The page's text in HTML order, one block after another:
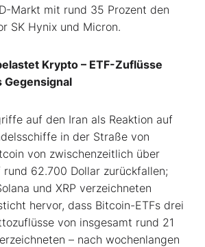
Markt mit rund 35 Prozent den
SK Hynix und Micron.
Krypto – ETF-Zuflüsse
Gegensignal
auf den Iran als Reaktion auf
in der Straße von
von zwischenzeitlich über
62.700 Dollar zurückfallen;
und XRP verzeichneten
hervor, dass Bitcoin-ETFs drei
von insgesamt rund 21
– nach wochenlangen